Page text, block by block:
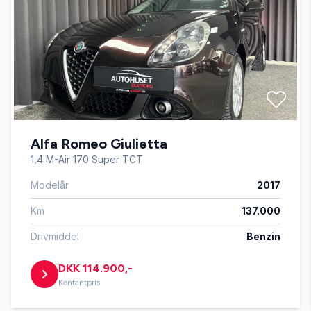
Centrallås
DAB radio
Delvis lædersæder
Digitalt cockpit
Dual zone klimaanlæg
El-indstillelige forsæder
El-klapbare sidespejle
Alfa Romeo Giulietta
1,4 M-Air 170 Super TCT
Modelår 2017
Km 137.000
Drivmiddel Benzin
DKK 114.900,-
Kontantpris